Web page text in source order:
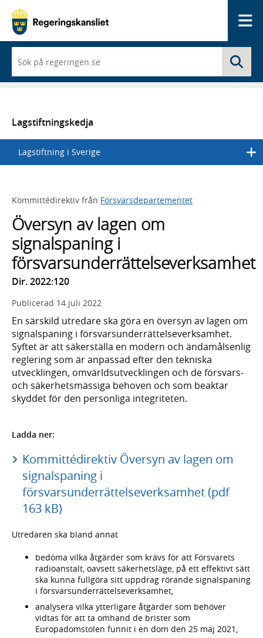
du
börjar
skriva
en
lista
med
sökförslag
Lagstiftningskedja
Lagstiftning i Sverige
Kommittédirektiv från Försvarsdepartementet
Översyn av lagen om
signalspaning i
försvarsunderrättelseverksamhet
Dir. 2022:120
Publicerad 14 juli 2022
En särskild utredare ska göra en översyn av lagen om
signalspaning i försvarsunderrättelseverksamhet.
Syftet är att säkerställa en modern och ändamålsenlig
reglering som är anpassad efter den tekniska
utvecklingen, omvärldsutvecklingen och de försvars-
och säkerhetsmässiga behoven och som beaktar
skyddet för den personliga integriteten.
Ladda ner:
Kommittédirektiv Översyn av lagen om
signalspaning i
försvarsunderrättelseverksamhet (pdf
163 kB)
Utredaren ska bland annat
bedöma vilka åtgärder som krävs för att Försvarets
radioanstalt, oavsett säkerhetsläge, på ett effektivt sätt
ska kunna fullgöra sitt uppdrag rörande signalspaning
i försvarsunderrättelseverksamhet,
analysera vilka ytterligare åtgärder som behöver
vidtas för att ta omhand de brister som
Europadomstolen funnit i en dom den 25 maj 2021,